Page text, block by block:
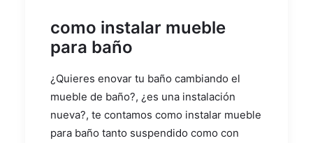
como instalar mueble
para baño
¿Quieres enovar tu baño cambiando el
mueble de baño?, ¿es una instalación
nueva?, te contamos como instalar mueble
para baño tanto suspendido como con